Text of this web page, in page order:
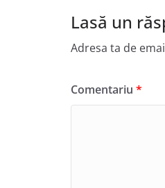
Lasă un
Adresa ta de
Comentariu *